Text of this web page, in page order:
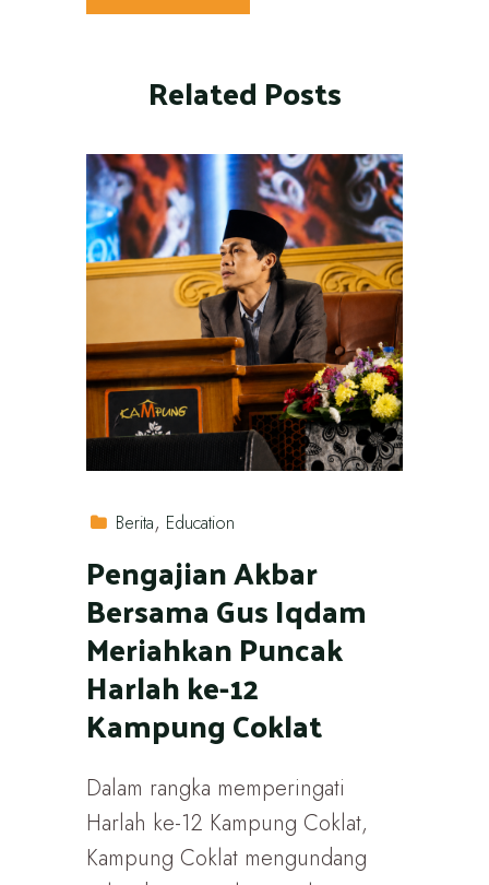
Related Posts
Berita Education
Pengajian Akbar
Bersama Gus Iqdam
Meriahkan Puncak
Harlah ke-12
Kampung Coklat
Dalam rangka memperingati
Harlah ke-12 Kampung Coklat,
Kampung Coklat mengundang